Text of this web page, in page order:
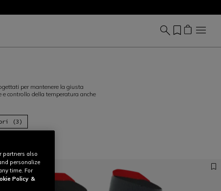
per mantenere la giusta
controllo della temperatura anche
(3)
partners also
personalize
time. For
Policy &